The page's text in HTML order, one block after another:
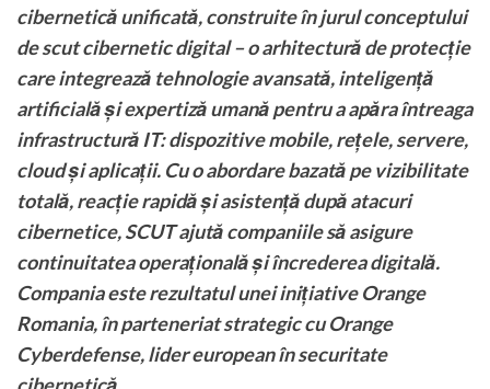
cibernetică unificată, construite în jurul conceptului
de scut cibernetic digital – o arhitectură de protecție
care integrează tehnologie avansată, inteligență
artificială și expertiză umană pentru a apăra întreaga
infrastructură IT: dispozitive mobile, rețele, servere,
cloud și aplicații. Cu o abordare bazată pe vizibilitate
totală, reacție rapidă și asistență după atacuri
cibernetice, SCUT ajută companiile să asigure
continuitatea operațională și încrederea digitală.
Compania este rezultatul unei inițiative Orange
Romania, în parteneriat strategic cu Orange
Cyberdefense, lider european în securitate